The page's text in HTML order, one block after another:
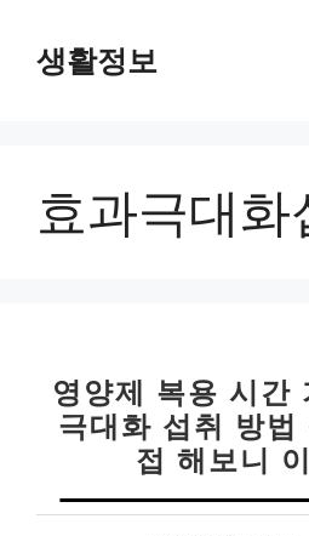
생활정보
효과극대화
영양제 복용 시간
극대화 섭취 방법
접 해보니